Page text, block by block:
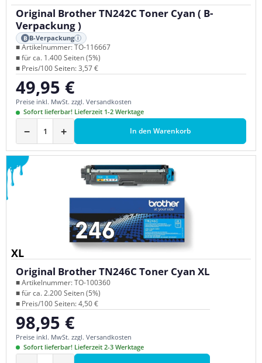
Original Brother TN242C Toner Cyan ( B-
Verpackung )
B B-Verpackung i
■ Artikelnummer: TO-116667
■ für ca. 1.400 Seiten (5%)
■ Preis/100 Seiten: 3,57 €
Regulärer Preis:
49,95 €
Preise inkl. MwSt. zzgl. Versandkosten
Sofort lieferbar! Lieferzeit 1-2 Werktage
− + In den Warenkorb
XL
Original Brother TN246C Toner Cyan XL
■ Artikelnummer: TO-100360
■ für ca. 2.200 Seiten (5%)
■ Preis/100 Seiten: 4,50 €
Regulärer Preis:
98,95 €
Preise inkl. MwSt. zzgl. Versandkosten
Sofort lieferbar! Lieferzeit 2-3 Werktage